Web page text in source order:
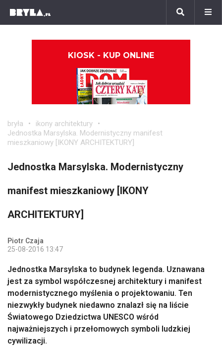
KIOSK - KUP ONLINE
bryła
ikony architektury
Jednostka Marsylska. Modernistyczny manifest
mieszkaniowy [IKONY ARCHITEKTURY]
Jednostka Marsylska. Modernistyczny
manifest mieszkaniowy [IKONY
ARCHITEKTURY]
Piotr Czaja
25-08-2016 13:47
Jednostka Marsylska to budynek legenda. Uznawana
jest za symbol współczesnej architektury i manifest
modernistycznego myślenia o projektowaniu. Ten
niezwykły budynek niedawno znalazł się na liście
Światowego Dziedzictwa UNESCO wśród
najważniejszych i przełomowych symboli ludzkiej
cywilizacji.